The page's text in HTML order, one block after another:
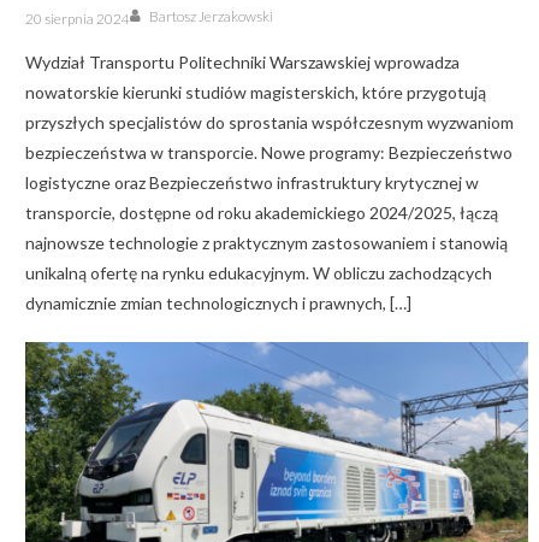
Posted
on
20 sierpnia 2024 Author
Bartosz Jerzakowski
Wydział Transportu Politechniki Warszawskiej wprowadza
nowatorskie kierunki studiów magisterskich, które przygotują
przyszłych specjalistów do sprostania współczesnym wyzwaniom
bezpieczeństwa w transporcie. Nowe programy: Bezpieczeństwo
logistyczne oraz Bezpieczeństwo infrastruktury krytycznej w
transporcie, dostępne od roku akademickiego 2024/2025, łączą
najnowsze technologie z praktycznym zastosowaniem i stanowią
unikalną ofertę na rynku edukacyjnym. W obliczu zachodzących
dynamicznie zmian technologicznych i prawnych, […]